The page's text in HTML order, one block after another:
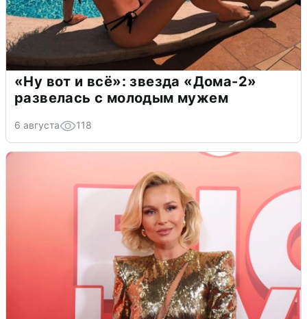
«Ну вот и всё»: звезда «Дома-2»
развелась с молодым мужем
6 августа 118